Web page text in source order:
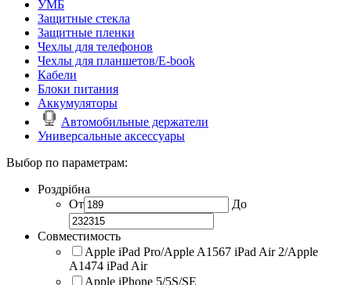
УМБ
Защитные стекла
Защитные пленки
Чехлы для телефонов
Чехлы для планшетов/E-book
Кабели
Блоки питания
Аккумуляторы
Автомобильные держатели
Универсальные аксессуары
Выбор по параметрам:
Роздрібна
От
До
Совместимость
Apple iPad Pro/Apple A1567 iPad Air 2/Apple
A1474 iPad Air
Apple iPhone 5/5S/SE